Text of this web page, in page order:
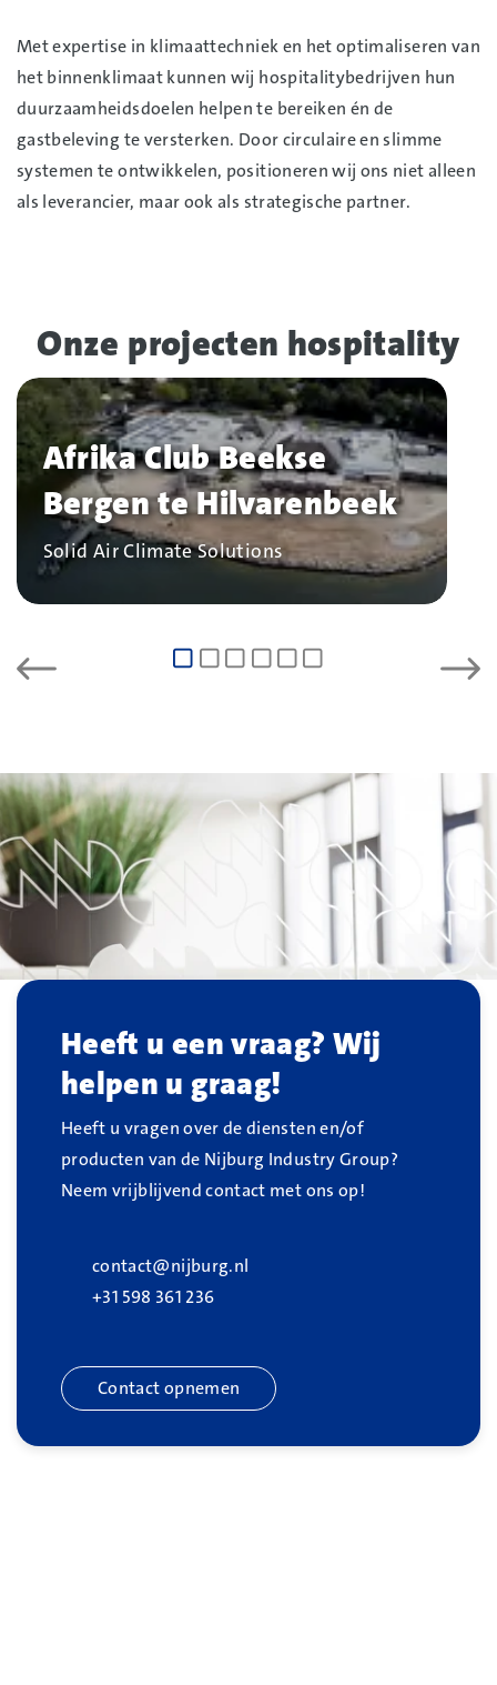
Met expertise in klimaattechniek en het optimaliseren van
het binnenklimaat kunnen wij hospitalitybedrijven hun
duurzaamheidsdoelen helpen te bereiken én de
gastbeleving te versterken. Door circulaire en slimme
systemen te ontwikkelen, positioneren wij ons niet alleen
als leverancier, maar ook als strategische partner.
Onze projecten hospitality
Afrika Club Beekse
Bergen te Hilvarenbeek
Bedrijf
Solid Air Climate Solutions
Heeft u een vraag? Wij
helpen u graag!
Heeft u vragen over de diensten en/of
producten van de Nijburg Industry Group?
Neem vrijblijvend contact met ons op!
contact@nijburg.nl
+31 598 361 236
Contact opnemen